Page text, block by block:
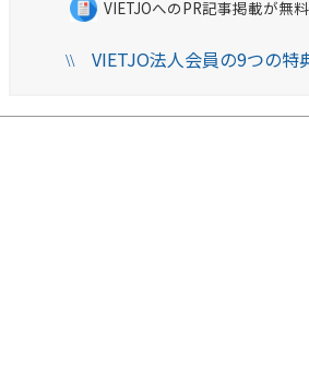
VIETJOへのPR記事掲載が無料
\\VIETJO法人会員の9つの特